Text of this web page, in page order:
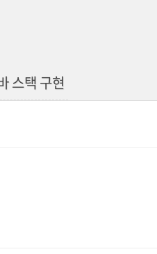
스택 구현